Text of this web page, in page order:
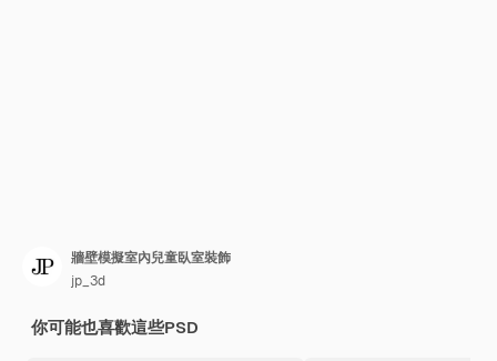
牆壁模擬室內兒童臥室裝飾
jp_3d
你可能也喜歡這些PSD